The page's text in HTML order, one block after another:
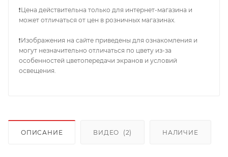
❗Цена действительна только для интернет-магазина и
может отличаться от цен в розничных магазинах.
❗Изображения на сайте приведены для ознакомления и
могут незначительно отличаться по цвету из-за
особенностей цветопередачи экранов и условий
освещения.
ОПИСАНИЕ ВИДЕО (2) НАЛИЧИЕ